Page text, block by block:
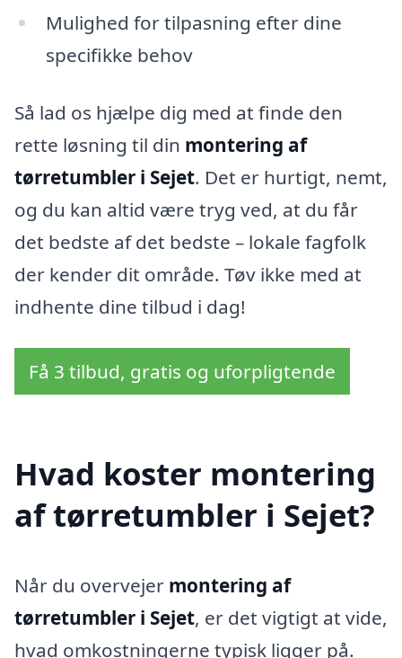
Mulighed for tilpasning efter dine
specifikke behov
Så lad os hjælpe dig med at finde den
rette løsning til din montering af
tørretumbler i Sejet. Det er hurtigt, nemt,
og du kan altid være tryg ved, at du får
det bedste af det bedste – lokale fagfolk
der kender dit område. Tøv ikke med at
indhente dine tilbud i dag!
Få 3 tilbud, gratis og uforpligtende
Hvad koster montering
af tørretumbler i Sejet?
Når du overvejer montering af
tørretumbler i Sejet, er det vigtigt at vide,
hvad omkostningerne typisk ligger på.